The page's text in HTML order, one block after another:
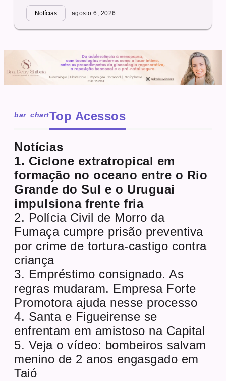
Notícias agosto 6, 2026
bar_chartTop Acessos
Notícias
1. Ciclone extratropical em
formação no oceano entre o Rio
Grande do Sul e o Uruguai
impulsiona frente fria
2. Polícia Civil de Morro da
Fumaça cumpre prisão preventiva
por crime de tortura-castigo contra
criança
3. Empréstimo consignado. As
regras mudaram. Empresa Forte
Promotora ajuda nesse processo
4. Santa e Figueirense se
enfrentam em amistoso na Capital
5. Veja o vídeo: bombeiros salvam
menino de 2 anos engasgado em
Taió